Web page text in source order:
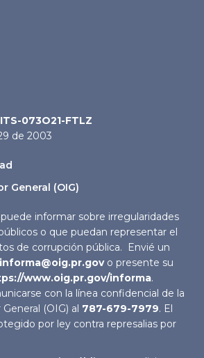
073O21-FTLZ
de 2003
General (OIG)
informar sobre irregularidades
o que puedan representar el
de corrupción pública. Envié un
informa@oig.pr.govo presente su
www.oig.pr.gov/informa.
con la línea confidencial de la
(OIG) al 787-679-7979. El
por ley contra represalias por